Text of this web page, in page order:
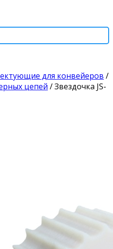
для конвейеров /
цепей /Звездочка JS-